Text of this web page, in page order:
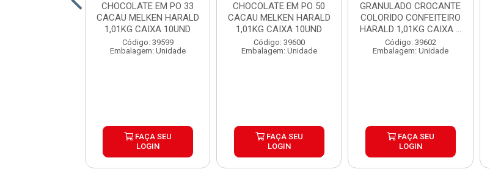
CHOCOLATE EM PO 33
CACAU MELKEN HARALD
1,01KG CAIXA 10UND
Código: 39599
Embalagem: Unidade
FAÇA SEU
LOGIN
CHOCOLATE EM PO 50
CACAU MELKEN HARALD
1,01KG CAIXA 10UND
Código: 39600
Embalagem: Unidade
FAÇA SEU
LOGIN
GRANULADO CROCANTE
COLORIDO CONFEITEIRO
HARALD 1,01KG CAIXA ...
Código: 39602
Embalagem: Unidade
FAÇA SEU
LOGIN